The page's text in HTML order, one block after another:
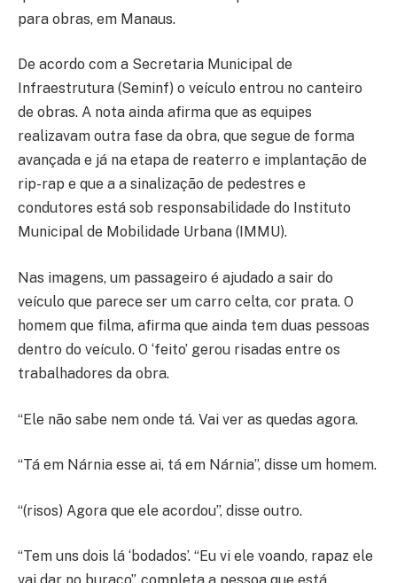
para obras, em Manaus.
De acordo com a Secretaria Municipal de
Infraestrutura (Seminf) o veículo entrou no canteiro
de obras. A nota ainda afirma que as equipes
realizavam outra fase da obra, que segue de forma
avançada e já na etapa de reaterro e implantação de
rip-rap e que a a sinalização de pedestres e
condutores está sob responsabilidade do Instituto
Municipal de Mobilidade Urbana (IMMU).
Nas imagens, um passageiro é ajudado a sair do
veículo que parece ser um carro celta, cor prata. O
homem que filma, afirma que ainda tem duas pessoas
dentro do veículo. O ‘feito’ gerou risadas entre os
trabalhadores da obra.
“Ele não sabe nem onde tá. Vai ver as quedas agora.
“Tá em Nárnia esse ai, tá em Nárnia”, disse um homem.
“(risos) Agora que ele acordou”, disse outro.
“Tem uns dois lá ‘bodados’. “Eu vi ele voando, rapaz ele